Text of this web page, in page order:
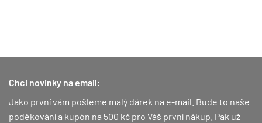
Chci novinky na email:
Jako první vám pošleme malý dárek na e-mail. Bude to naše
poděkování a kupón na 500 kč pro Váš první nákup. Pak už